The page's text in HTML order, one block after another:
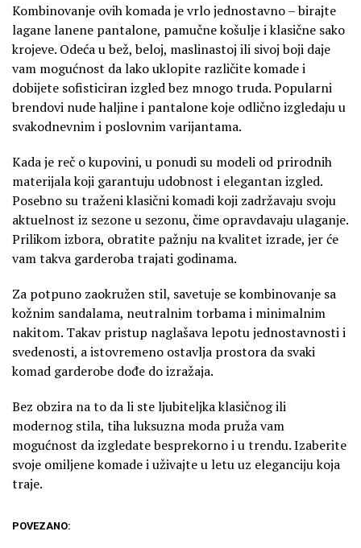
Kombinovanje ovih komada je vrlo jednostavno – birajte
lagane lanene pantalone, pamučne košulje i klasične sako
krojeve. Odeća u bež, beloj, maslinastoj ili sivoj boji daje
vam mogućnost da lako uklopite različite komade i
dobijete sofisticiran izgled bez mnogo truda. Popularni
brendovi nude haljine i pantalone koje odlično izgledaju u
svakodnevnim i poslovnim varijantama.
Kada je reč o kupovini, u ponudi su modeli od prirodnih
materijala koji garantuju udobnost i elegantan izgled.
Posebno su traženi klasični komadi koji zadržavaju svoju
aktuelnost iz sezone u sezonu, čime opravdavaju ulaganje.
Prilikom izbora, obratite pažnju na kvalitet izrade, jer će
vam takva garderoba trajati godinama.
Za potpuno zaokružen stil, savetuje se kombinovanje sa
kožnim sandalama, neutralnim torbama i minimalnim
nakitom. Takav pristup naglašava lepotu jednostavnosti i
svedenosti, a istovremeno ostavlja prostora da svaki
komad garderobe dođe do izražaja.
Bez obzira na to da li ste ljubiteljka klasičnog ili
modernog stila, tiha luksuzna moda pruža vam
mogućnost da izgledate besprekorno i u trendu. Izaberite
svoje omiljene komade i uživajte u letu uz eleganciju koja
traje.
POVEZANO: